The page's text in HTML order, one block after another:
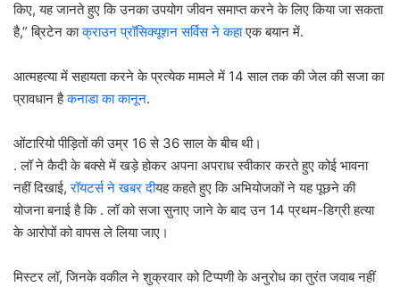
किए, यह जानते हुए कि उनका उपयोग जीवन समाप्त करने के लिए किया जा सकता
है,” ब्रिटेन काक्राउन प्रॉसिक्यूशन सर्विस ने कहाएक बयान में.
आत्महत्या में सहायता करने के प्रत्येक मामले में 14 साल तक की जेल की सजा का
प्रावधान हैकनाडा का कानून.
ओंटारियो पीड़ितों की उम्र 16 से 36 साल के बीच थी।
. लॉ ने कैदी के बक्से में खड़े होकर अपना अपराध स्वीकार करते हुए कोई भावना
नहीं दिखाई,रॉयटर्स ने खबर दीयह कहते हुए कि अभियोजकों ने यह पूछने की
योजना बनाई है कि . लॉ को सजा सुनाए जाने के बाद उन 14 प्रथम-डिग्री हत्या
के आरोपों को वापस ले लिया जाए।
मिस्टर लॉ, जिनके वकील ने शुक्रवार को टिप्पणी के अनुरोध का तुरंत जवाब नहीं